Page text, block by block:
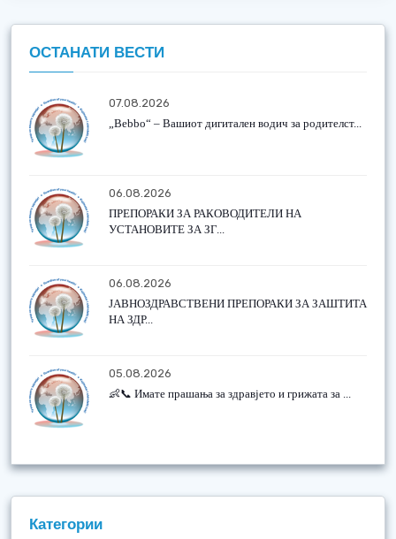
ОСТАНАТИ ВЕСТИ
07.08.2026
„Bebbo“ – Вашиот дигитален водич за родителст...
06.08.2026
ПРЕПОРАКИ ЗА РАКОВОДИТЕЛИ НА
УСТАНОВИТЕ ЗА ЗГ...
06.08.2026
ЈАВНОЗДРАВСТВЕНИ ПРЕПОРАКИ ЗА ЗАШТИТА
НА ЗДР...
05.08.2026
👶📞 Имате прашања за здравјето и грижата за ...
Категории